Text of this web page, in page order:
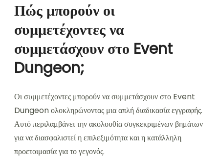
Πώς μπορούν οι
συμμετέχοντες να
συμμετάσχουν στο Event
Dungeon;
Οι συμμετέχοντες μπορούν να συμμετάσχουν στο Event
Dungeon ολοκληρώνοντας μια απλή διαδικασία εγγραφής.
Αυτό περιλαμβάνει την ακολουθία συγκεκριμένων βημάτων
για να διασφαλιστεί η επιλεξιμότητα και η κατάλληλη
προετοιμασία για το γεγονός.